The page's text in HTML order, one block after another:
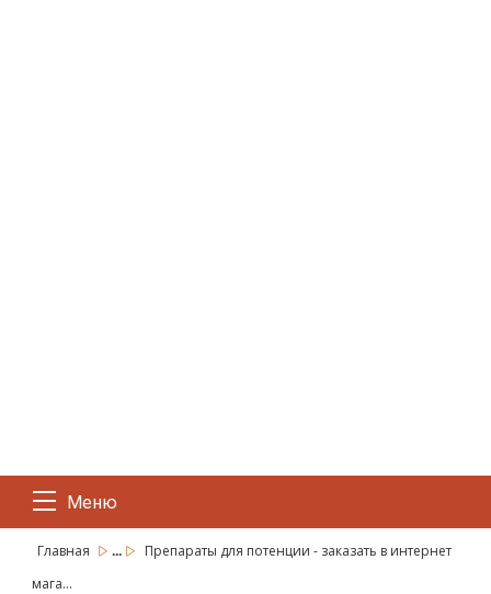
Меню
Главная ...
Препараты для потенции - заказать в интернет
мага...